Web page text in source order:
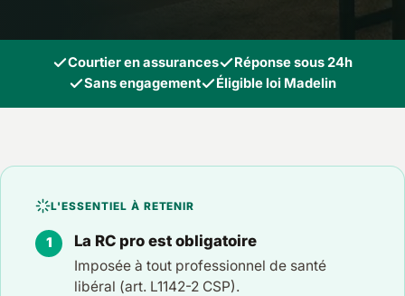
Courtier en assurances
Réponse sous 24h
Sans engagement
Éligible loi Madelin
L'ESSENTIEL À RETENIR
La RC pro est obligatoire
Imposée à tout professionnel de santé
libéral (art. L1142-2 CSP).